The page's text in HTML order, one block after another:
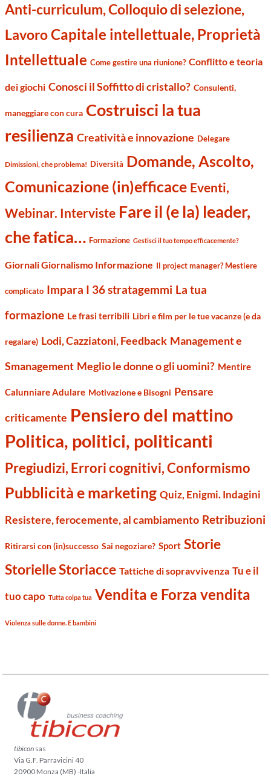
Anti-curriculum, Colloquio di selezione,
LavoroCapitale intellettuale, Proprietà
Intellettuale Come gestire una riunione? Conflitto e teoria
dei giochi Conosci il Soffitto di cristallo? Consulenti,
maneggiare con cura Costruisci la tua
resilienza Creatività e innovazione Delegare
Dimissioni, che problema! Diversità Domande, Ascolto,
Comunicazione (in)efficace Eventi,
Webinar. Interviste Fare il (e la) leader,
che fatica… Formazione Gestisci il tuo tempo efficacemente?
Giornali Giornalismo Informazione Il project manager? Mestiere
complicato Impara I 36 stratagemmi La tua
formazione Le frasi terribili Libri e film per le tue vacanze (e da
regalare) Lodi, Cazziatoni, Feedback Management e
Smanagement Meglio le donne o gli uomini? Mentire
Calunniare Adulare Motivazione e Bisogni Pensare
criticamente Pensiero del mattino
Politica, politici, politicanti
Pregiudizi, Errori cognitivi, Conformismo
Pubblicità e marketing Quiz, Enigmi. Indagini
Resistere, ferocemente, al cambiamento Retribuzioni
Ritirarsi con (in)successo Sai negoziare? Sport Storie
Storielle Storiacce Tattiche di sopravvivenza Tu e il
tuo capo Tutta colpa tua Vendita e Forza vendita
Violenza sulle donne. E bambini
tibicon sas
Via G.F. Parravicini 40
20900 Monza (MB) -Italia